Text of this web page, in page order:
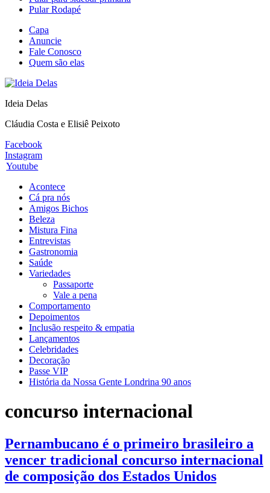
Pular Rodapé
Capa
Anuncie
Fale Conosco
Quem são elas
Ideia Delas
Cláudia Costa e Elisiê Peixoto
Facebook
Instagram
Youtube
Acontece
Cá pra nós
Amigos Bichos
Beleza
Mistura Fina
Entrevistas
Gastronomia
Saúde
Variedades
Passaporte
Vale a pena
Comportamento
Depoimentos
Inclusão respeito & empatia
Lançamentos
Celebridades
Decoração
Passe VIP
História da Nossa Gente Londrina 90 anos
concurso internacional
Pernambucano é o primeiro brasileiro a
vencer tradicional concurso internacional
de composição dos Estados Unidos